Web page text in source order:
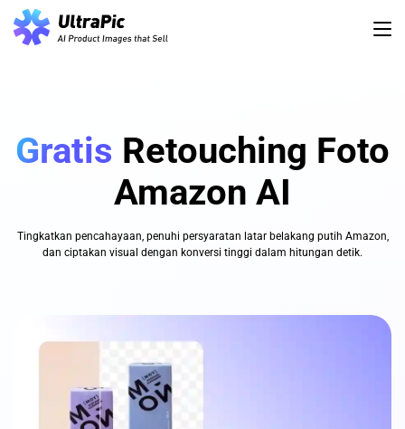
Gratis Retouching Foto
Amazon AI
Tingkatkan pencahayaan, penuhi persyaratan latar belakang putih Amazon,
dan ciptakan visual dengan konversi tinggi dalam hitungan detik.